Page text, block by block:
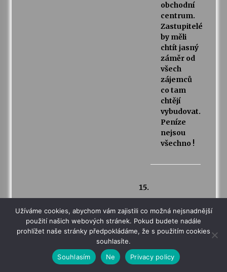
obchodní
centrum.
Zastupitelé
by měli
chtít jasný
záměr od
všech
zájemců
co tam
chtějí
vybudovat.
Peníze
nejsou
všechno !
Anonym
napsal:
22. 9.
(17:24)
Užíváme cookies, abychom vám zajistili co možná nejsnadnější
použití našich webových stránek. Pokud budete nadále
prohlížet naše stránky předpokládáme, že s použitím cookies
souhlasíte.
Souhlasím
Ne Privacy policy